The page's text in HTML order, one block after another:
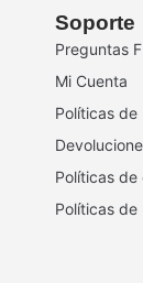
Soporte
Preguntas
Mi Cuenta
Políticas de
Políticas de
Políticas